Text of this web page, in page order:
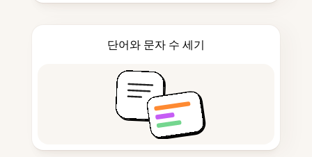
단어와 문자 수 세기